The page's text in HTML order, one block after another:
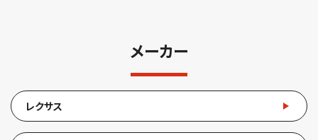
メーカー
レクサス